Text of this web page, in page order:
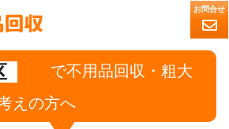
で不用品回収・粗大
えの方へ